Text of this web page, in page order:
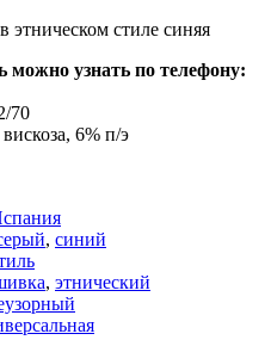
этническом стиле синяя
можно узнать по телефону:
70
6% п/э
, синий
, этнический